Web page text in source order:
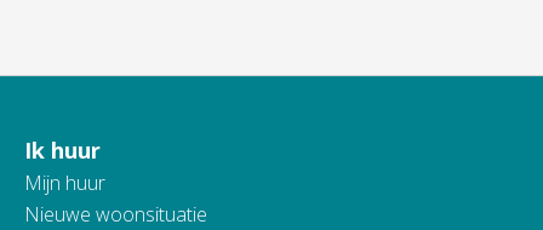
Contactinformatie
Ik huur
Mijn huur
Nieuwe woonsituatie